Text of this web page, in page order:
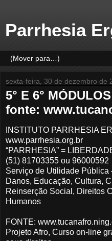
Parrhesia
sexta-feira, 30 de dezembro de
5° E 6°
fonte:
INSTITUTO PARRHESIA
www.parrhesia.org.br
“PARRHESIA” =
(51) 81703355 ou 96000592
Serviço de Utilidade
Danos, Educação, Cultura,
Reinserção Social, Direitos
Humanos
FONTE:
Projeto Afro, Curso on-line